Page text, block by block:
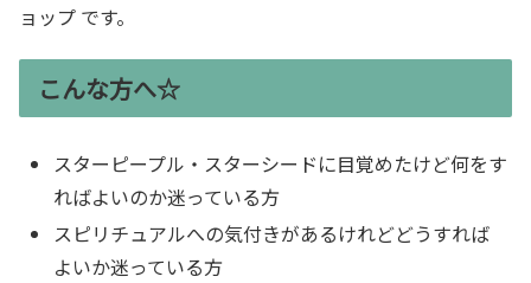
ョップ です。
こんな方へ☆
スターピープル・スターシードに目覚めたけど何をす
ればよいのか迷っている方
スピリチュアルへの気付きがあるけれどどうすれば
よいか迷っている方